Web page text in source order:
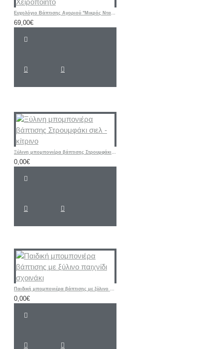
Ευχολόγιο Βάπτισης Αγοριού "Μικρός Νταής" | Χειροποίητο
69,00€
Ξύλινη μπομπονιέρα βάπτισης Στρουμφάκι σιελ - κίτρινο
0,00€
Παιδική μπομπονιέρα βάπτισης με ξύλινο παιχνίδι σχοινάκι
0,00€